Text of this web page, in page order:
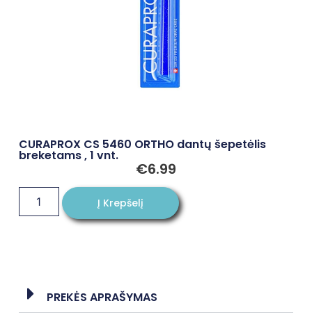
CURAPROX CS 5460 ORTHO dantų šepetėlis
breketams , 1 vnt.
€6.99
PREKĖS APRAŠYMAS
Į Krepšelį